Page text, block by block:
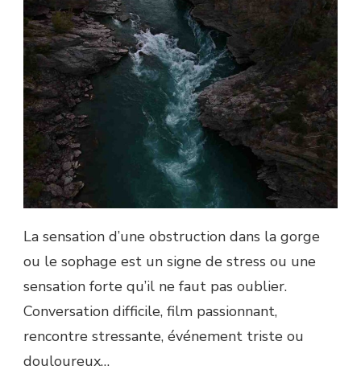
La sensation d’une obstruction dans la gorge
ou le sophage est un signe de stress ou une
sensation forte qu’il ne faut pas oublier.
Conversation difficile, film passionnant,
rencontre stressante, événement triste ou
douloureux…